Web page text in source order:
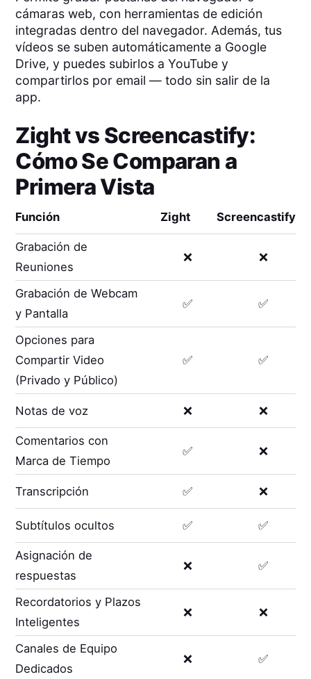
cámaras web, con herramientas de edición
integradas dentro del navegador. Además, tus
vídeos se suben automáticamente a Google
Drive, y puedes subirlos a YouTube y
compartirlos por email — todo sin salir de la
app.
Zightvs Screencastify:
Cómo Se Comparan a
Primera Vista
Función Zight Screencastify
Grabación de
Reuniones
❌ ❌
Grabación de Webcam
y Pantalla
✅ ✅
Opciones para
Compartir Video
(Privado y Público)
✅ ✅
Notas de voz ❌ ❌
Comentarios con
Marca de Tiempo
✅ ❌
Transcripción ✅ ❌
Subtítulos ocultos ✅ ✅
Asignación de
respuestas
❌ ✅
Recordatorios y Plazos
Inteligentes
❌ ❌
Canales de Equipo
Dedicados
❌ ✅